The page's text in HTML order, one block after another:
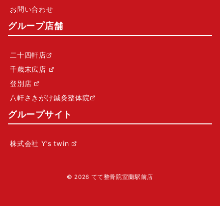
お問い合わせ
グループ店舗
二十四軒店
千歳末広店
登別店
八軒さきがけ鍼灸整体院
グループサイト
株式会社 Y’s twin
© 2026 てて整骨院室蘭駅前店